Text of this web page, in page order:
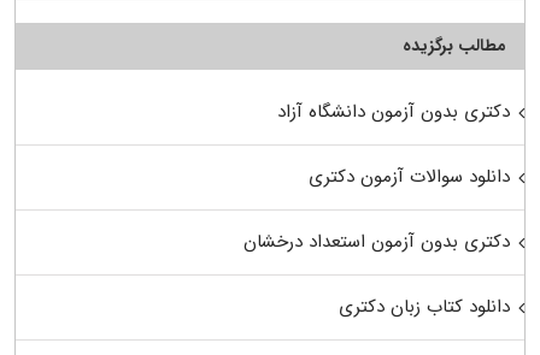
مطالب برگزیده
دکتری بدون آزمون دانشگاه آزاد
دانلود سوالات آزمون دکتری
دکتری بدون آزمون استعداد درخشان
دانلود کتاب زبان دکتری